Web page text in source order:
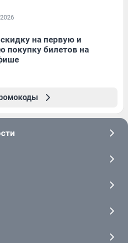
на первую и
покупку билетов на